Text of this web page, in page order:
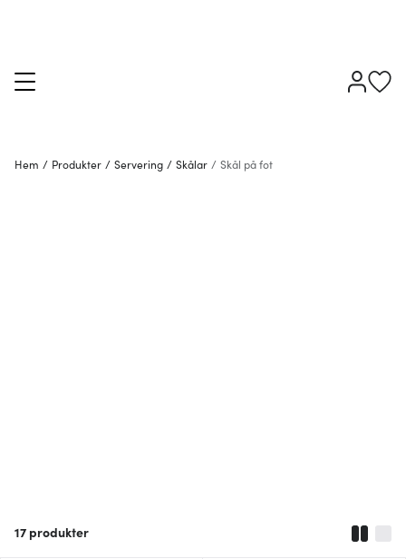
Hem / Produkter / Servering / Skålar / Skål på fot
17 produkter